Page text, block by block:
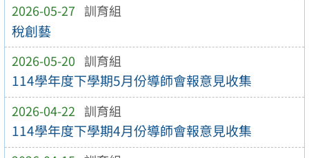
2026-05-27 訓育組
稅創藝
2026-05-20 訓育組
114學年度下學期5月份導師會報意見收集
2026-04-22 訓育組
114學年度下學期4月份導師會報意見收集